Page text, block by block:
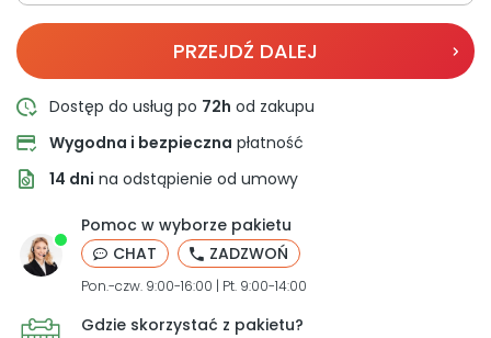
PRZEJDŹ DALEJ
Dostęp do usług po 72h od zakupu
Wygodna i bezpieczna płatność
14 dni na odstąpienie od umowy
Pomoc w wyborze pakietu
CHAT
ZADZWOŃ
Pon.-czw. 9:00-16:00 | Pt. 9:00-14:00
Gdzie skorzystać z pakietu?